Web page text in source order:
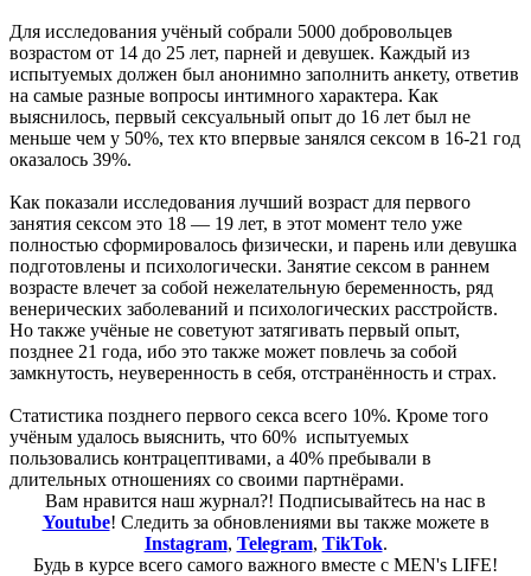
Для исследования учёный собрали 5000 добровольцев
возрастом от 14 до 25 лет, парней и девушек. Каждый из
испытуемых должен был анонимно заполнить анкету, ответив
на самые разные вопросы интимного характера. Как
выяснилось, первый сексуальный опыт до 16 лет был не
меньше чем у 50%, тех кто впервые занялся сексом в 16-21 год
оказалось 39%.
Как показали исследования лучший возраст для первого
занятия сексом это 18 — 19 лет, в этот момент тело уже
полностью сформировалось физически, и парень или девушка
подготовлены и психологически. Занятие сексом в раннем
возрасте влечет за собой нежелательную беременность, ряд
венерических заболеваний и психологических расстройств.
Но также учёные не советуют затягивать первый опыт,
позднее 21 года, ибо это также может повлечь за собой
замкнутость, неуверенность в себя, отстранённость и страх.
Статистика позднего первого секса всего 10%. Кроме того
учёным удалось выяснить, что 60% испытуемых
пользовались контрацептивами, а 40% пребывали в
длительных отношениях со своими партнёрами.
Вам нравится наш журнал?! Подписывайтесь на нас в
Youtube! Следить за обновлениями вы также можете в
Instagram, Telegram, TikTok.
Будь в курсе всего самого важного вместе с MEN's LIFE!